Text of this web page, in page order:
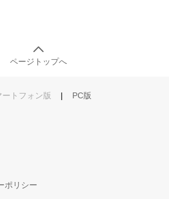
ページトップへ
ートフォン版 | PC版
ポリシー